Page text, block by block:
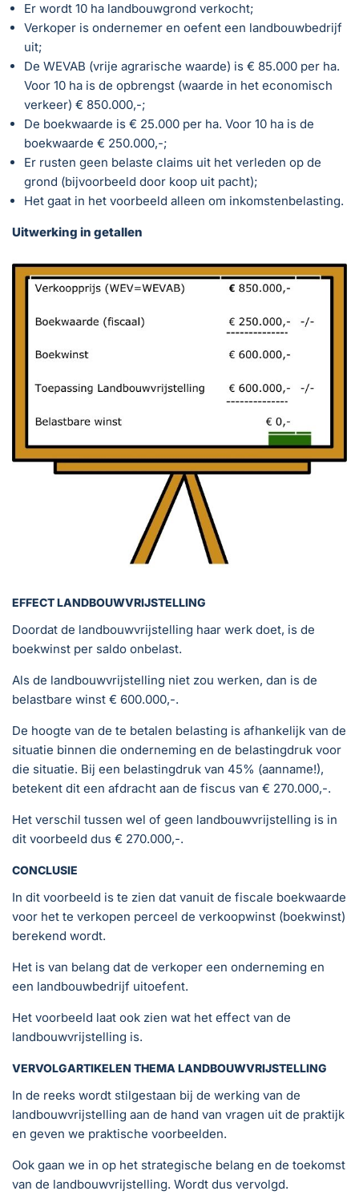
Er wordt 10 ha landbouwgrond verkocht;
Verkoper is ondernemer en oefent een landbouwbedrijf
uit;
De WEVAB (vrije agrarische waarde) is € 85.000 per ha.
Voor 10 ha is de opbrengst (waarde in het economisch
verkeer) € 850.000,-;
De boekwaarde is € 25.000 per ha. Voor 10 ha is de
boekwaarde € 250.000,-;
Er rusten geen belaste claims uit het verleden op de
grond (bijvoorbeeld door koop uit pacht);
Het gaat in het voorbeeld alleen om inkomstenbelasting.
Uitwerking in getallen
EFFECT LANDBOUWVRIJSTELLING
Doordat de landbouwvrijstelling haar werk doet, is de
boekwinst per saldo onbelast.
Als de landbouwvrijstelling niet zou werken, dan is de
belastbare winst € 600.000,-.
De hoogte van de te betalen belasting is afhankelijk van de
situatie binnen die onderneming en de belastingdruk voor
die situatie. Bij een belastingdruk van 45% (aanname!),
betekent dit een afdracht aan de fiscus van € 270.000,-.
Het verschil tussen wel of geen landbouwvrijstelling is in
dit voorbeeld dus € 270.000,-.
CONCLUSIE
In dit voorbeeld is te zien dat vanuit de fiscale boekwaarde
voor het te verkopen perceel de verkoopwinst (boekwinst)
berekend wordt.
Het is van belang dat de verkoper een onderneming en
een landbouwbedrijf uitoefent.
Het voorbeeld laat ook zien wat het effect van de
landbouwvrijstelling is.
VERVOLGARTIKELEN THEMA LANDBOUWVRIJSTELLING
In de reeks wordt stilgestaan bij de werking van de
landbouwvrijstelling aan de hand van vragen uit de praktijk
en geven we praktische voorbeelden.
Ook gaan we in op het strategische belang en de toekomst
van de landbouwvrijstelling. Wordt dus vervolgd.